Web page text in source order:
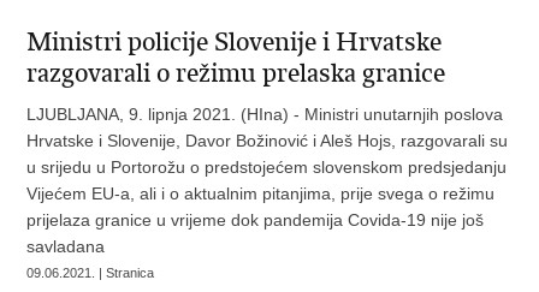
Ministri policije Slovenije i Hrvatske
razgovarali o režimu prelaska granice
LJUBLJANA, 9. lipnja 2021. (HIna) - Ministri unutarnjih poslova
Hrvatske i Slovenije, Davor Božinović i Aleš Hojs, razgovarali su
u srijedu u Portorožu o predstojećem slovenskom predsjedanju
Vijećem EU-a, ali i o aktualnim pitanjima, prije svega o režimu
prijelaza granice u vrijeme dok pandemija Covida-19 nije još
savladana
09.06.2021. | Stranica